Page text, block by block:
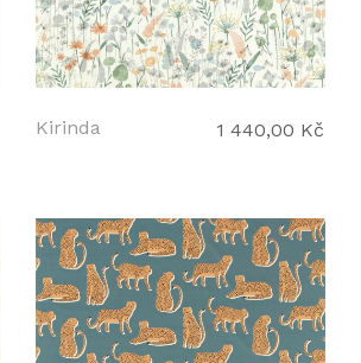
Kirinda 1 440,00 Kč